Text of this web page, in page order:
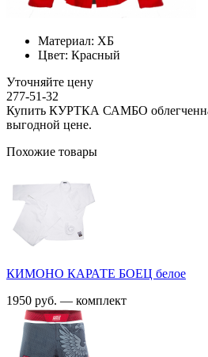
Материал: ХБ
Цвет: Красный
Уточняйте цену
277-51-32
Купить КУРТКА САМБО
выгодной цене.
Похожие товары
КИМОНО КАРАТЕ БОЕЦ белое
1950 руб. — комплект